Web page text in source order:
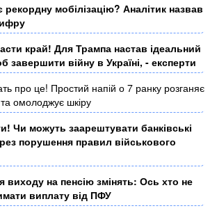
рекордну мобілізацію? Аналітик назвав
край! Для Трампа настав ідеальний
завершити війну в Україні, - експерти
про це! Простий напій о 7 ранку розганяє
омолоджує шкіру
Чи можуть заарештувати банківські
порушення правил військового
виходу на пенсію змінять: Ось хто не
виплату від ПФУ